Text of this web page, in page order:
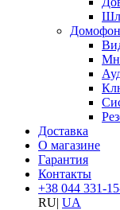
Доставка
О магазине
Гарантия
Контакты
+38 044 331-
RU| UA